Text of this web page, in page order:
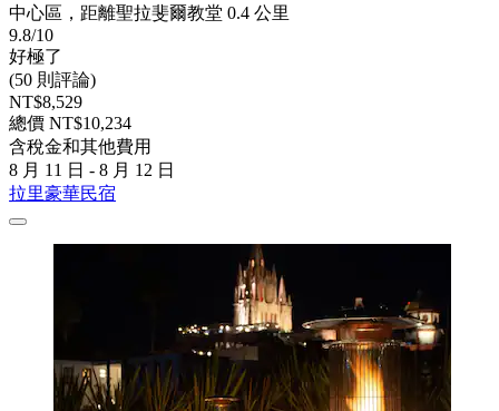
中心區，距離聖拉斐爾教堂 0.4 公里
9.8/10
好極了
(50 則評論)
NT$8,529
總價 NT$10,234
含稅金和其他費用
8 月 11 日 - 8 月 12 日
拉里豪華民宿